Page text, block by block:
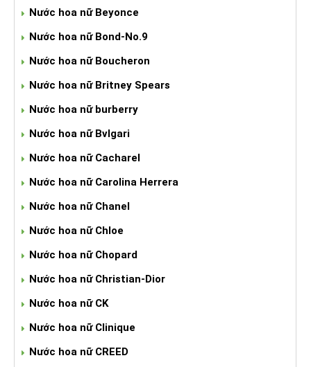
Nước hoa nữ Beyonce
Nước hoa nữ Bond-No.9
Nước hoa nữ Boucheron
Nước hoa nữ Britney Spears
Nước hoa nữ burberry
Nước hoa nữ Bvlgari
Nước hoa nữ Cacharel
Nước hoa nữ Carolina Herrera
Nước hoa nữ Chanel
Nước hoa nữ Chloe
Nước hoa nữ Chopard
Nước hoa nữ Christian-Dior
Nước hoa nữ CK
Nước hoa nữ Clinique
Nước hoa nữ CREED